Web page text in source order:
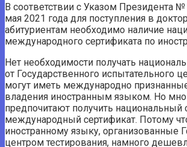
В соответствии с Указом Президента №
мая 2021 года для поступления в
абитуриентам необходимо наличие
международного сертификата по
Нет необходимости получать
от Государственного испытательного
могут иметь международно
владения иностранным языком. Но
предпочитают получить национальный
международный сертификат. Потому
иностранному языку, организованные
центром тестирования, намного